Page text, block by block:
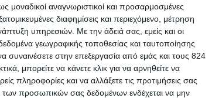
αναγνωριστικοί και προσαρμοσμένες
διαφημίσεις και περιεχόμενο, μέτρηση
υπηρεσιών. Με την άδειά σας, εμείς και οι
γεωγραφικής τοποθεσίας και ταυτοποίησης
στην επεξεργασία από εμάς και τους 824
μπορείτε να κάνετε κλικ για να αρνηθείτε να
πληροφορίες και να αλλάξετε τις προτιμήσεις σας
των προσωπικών σας δεδομένων ενδέχεται να μην
Ισορροπημένη
& lifestyle
trends”: